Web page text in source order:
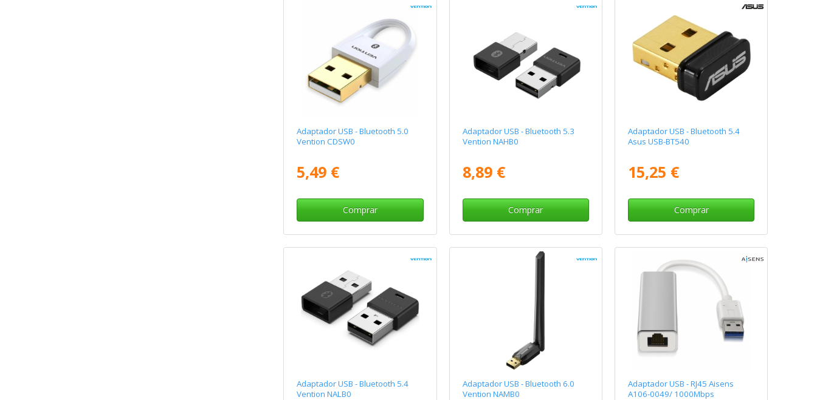
Adaptador USB - Bluetooth 5.0
Vention CDSW0
5,49 €
Comprar
Adaptador USB - Bluetooth 5.3
Vention NAHB0
8,89 €
Comprar
Adaptador USB - Bluetooth 5.4
Asus USB-BT540
15,25 €
Comprar
Adaptador USB - Bluetooth 5.4
Vention NALB0
Adaptador USB - Bluetooth 6.0
Vention NAMB0
Adaptador USB - RJ45 Aisens
A106-0049/ 1000Mbps